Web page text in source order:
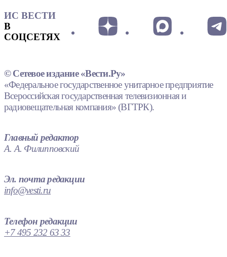
ИС ВЕСТИ
В
СОЦСЕТЯХ
© Сетевое издание «Вести.Ру»
«Федеральное государственное унитарное предприятие
Всероссийская государственная телевизионная и
радиовещательная компания» (ВГТРК).
Главный редактор
А. А. Филипповский
Эл. почта редакции
info@vesti.ru
Телефон редакции
+7 495 232 63 33